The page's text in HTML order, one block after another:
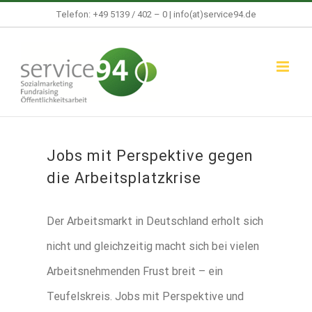
springen
Telefon: +49 5139 / 402 – 0 | info(at)service94.de
Jobs mit Perspektive gegen
die Arbeitsplatzkrise
Der Arbeitsmarkt in Deutschland erholt sich
nicht und gleichzeitig macht sich bei vielen
Arbeitsnehmenden Frust breit – ein
Teufelskreis. Jobs mit Perspektive und